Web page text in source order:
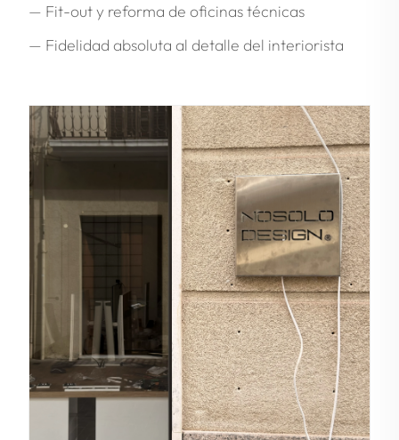
— Fit-out y reforma de oficinas técnicas
— Fidelidad absoluta al detalle del interiorista